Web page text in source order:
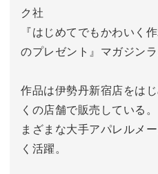
ク社
『はじめてでもかわいく
のプレゼント』マガジン
作品は伊勢丹新宿店をは
くの店舗で販売している
まざまな大手アパレルメ
く活躍。